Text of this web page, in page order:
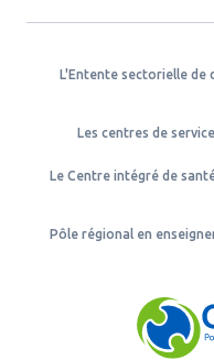
L'Entente sectorielle de
Les centres de
Le Centre intégré de
Pôle régional en